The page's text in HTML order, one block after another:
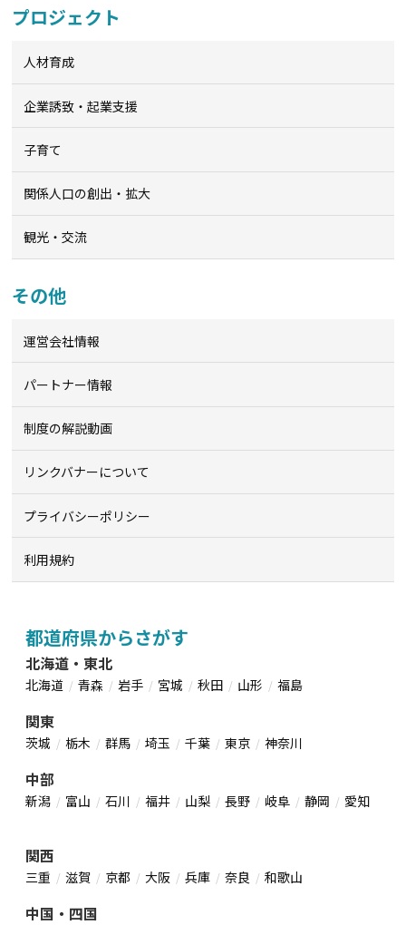
プロジェクト
人材育成
企業誘致・起業支援
子育て
関係人口の創出・拡大
観光・交流
その他
運営会社情報
パートナー情報
制度の解説動画
リンクバナーについて
プライバシーポリシー
利用規約
都道府県からさがす
北海道・東北
北海道 青森 岩手 宮城 秋田 山形 福島
関東
茨城 栃木 群馬 埼玉 千葉 東京 神奈川
中部
新潟 富山 石川 福井 山梨 長野 岐阜 静岡 愛知
関西
三重 滋賀 京都 大阪 兵庫 奈良 和歌山
中国・四国